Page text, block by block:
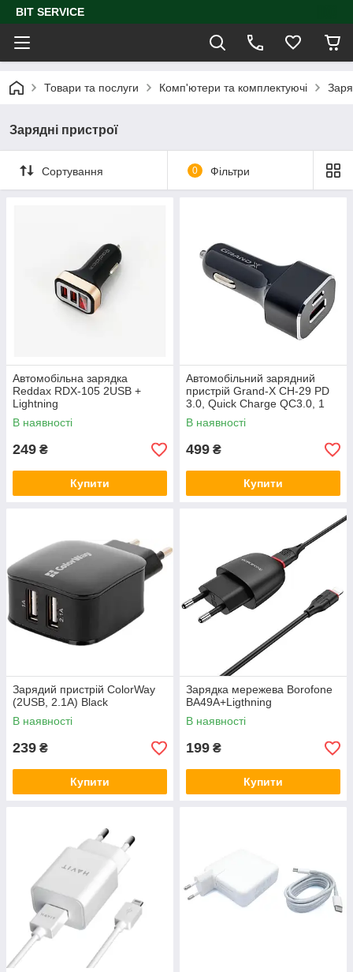
BIT SERVICE
Товари та послуги Комп'ютери та комплектуючі
Зарядні пристрої
Сортування 0 Фільтри
Автомобільна зарядка
Reddax RDX-105 2USB +
Lightning
В наявності
249 ₴
Купити
Автомобільний зарядний
пристрій Grand-X CH-29 PD
3.0, Quick Charge QС3.0, 1
TypeC, 1 USB
В наявності
499 ₴
Купити
Зарядий пристрій ColorWay
(2USB, 2.1A) Black
В наявності
239 ₴
Купити
Зарядка мережева Borofone
BA49A+Ligthning
В наявності
199 ₴
Купити